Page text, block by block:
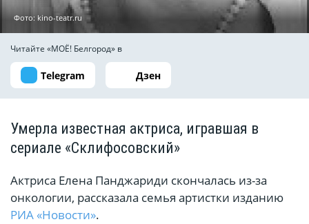
Фото: kino-teatr.ru
Читайте «МОЁ! Белгород» в
Telegram Дзен
Умерла известная актриса, игравшая в
сериале «Склифосовский»
Актриса Елена Панджариди скончалась из-за
онкологии, рассказала семья артистки изданию
РИА «Новости».